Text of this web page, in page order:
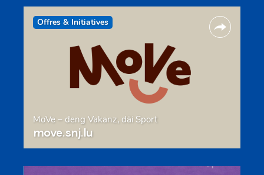
Offres & Initiatives
MoVe – deng Vakanz, däi Sport
move.snj.lu